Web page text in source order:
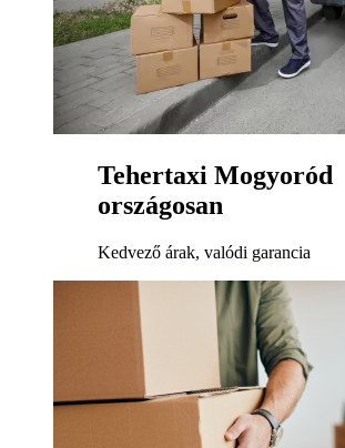
Tehertaxi Mogyoród
országosan
Kedvező árak, valódi garancia